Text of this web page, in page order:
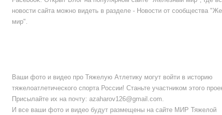
новости сайта можно видеть в разделе - Новости от сообщества
мир".
Ваши фото и видео про Тяжелую Атлетику могут войти в историю
тяжелоатлетического спорта России! Станьте участником этого
Присылайте их на почту: azaharov126@gmail.com.
И все ваши фото и видео будут размещены на сайте МИР Тяжелой